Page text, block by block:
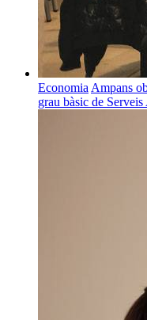
Economia Ampans
grau bàsic de